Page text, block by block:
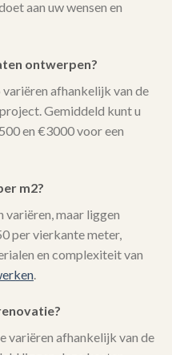
aan uw wensen en
ontwerpen?
afhankelijk van de
Gemiddeld kunt u
en €3000 voor een
m2?
variëren, maar liggen
per vierkante meter,
en complexiteit van
variëren afhankelijk van de